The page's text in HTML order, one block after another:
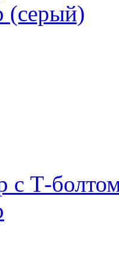
(серый)
c Т-